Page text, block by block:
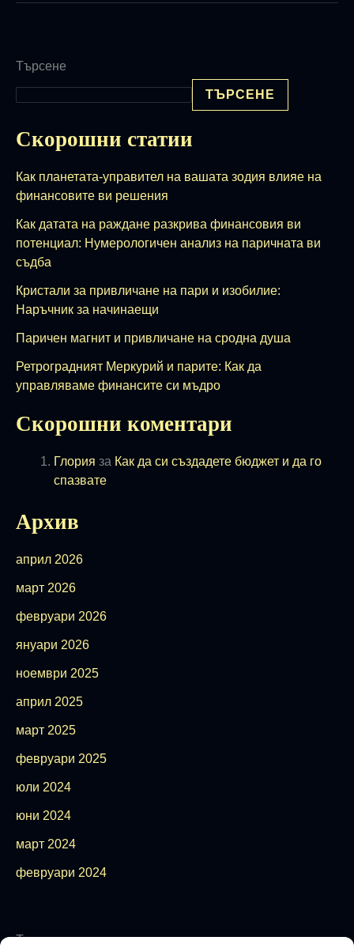
Търсене
ТЪРСЕНЕ
Скорошни статии
Как планетата-управител на вашата зодия влияе на
финансовите ви решения
Как датата на раждане разкрива финансовия ви
потенциал: Нумерологичен анализ на паричната ви
съдба
Кристали за привличане на пари и изобилие:
Наръчник за начинаещи
Паричен магнит и привличане на сродна душа
Ретроградният Меркурий и парите: Как да
управляваме финансите си мъдро
Скорошни коментари
Глория за Как да си създадете бюджет и да го
спазвате
Архив
април 2026
март 2026
февруари 2026
януари 2026
ноември 2025
април 2025
март 2025
февруари 2025
юли 2024
юни 2024
март 2024
февруари 2024
Теми